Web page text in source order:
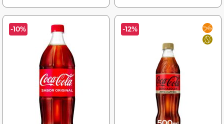
-10% -12%